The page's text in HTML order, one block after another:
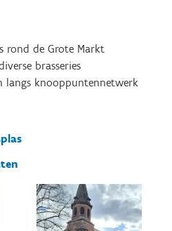
rond de Grote Markt
brasseries
langs knooppuntennetwerk